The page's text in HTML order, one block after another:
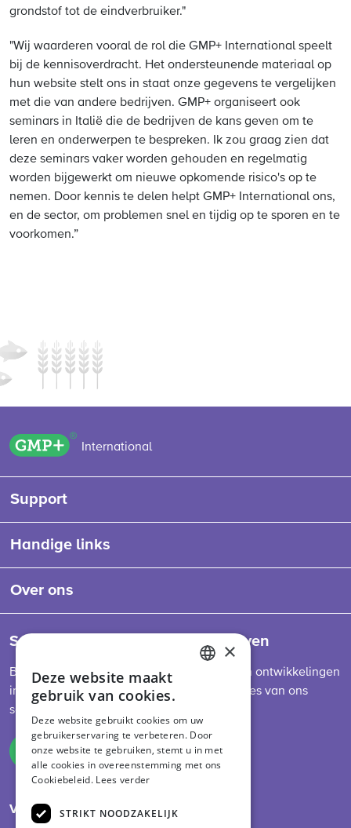
grondstof tot de eindverbruiker."
"Wij waarderen vooral de rol die GMP+ International speelt
bij de kennisoverdracht. Het ondersteunende materiaal op
hun website stelt ons in staat onze gegevens te vergelijken
met die van andere bedrijven. GMP+ organiseert ook
seminars in Italië die de bedrijven de kans geven om te
leren en onderwerpen te bespreken. Ik zou graag zien dat
deze seminars vaker worden gehouden en regelmatig
worden bijgewerkt om nieuwe opkomende risico's op te
nemen. Door kennis te delen helpt GMP+ International ons,
en de sector, om problemen snel en tijdig op te sporen en te
voorkomen.”
GMP+ logo
International
Support
Handige links
Over ons
Schrijf je in voor onze nieuwsbrieven
Blijf op de hoogte van het laatste nieuws en ontwikkelingen
in de sector, diervoederwetgeving en updates van ons
schema.
Inschrijven
Volg ons op social media
GERMAN
×
Deze website maakt
gebruik van cookies.
Deze website gebruikt cookies om uw
gebruikerservaring te verbeteren. Door
onze website te gebruiken, stemt u in met
alle cookies in overeenstemming met ons
Cookiebeleid. Lees verder
STRIKT NOODZAKELIJK